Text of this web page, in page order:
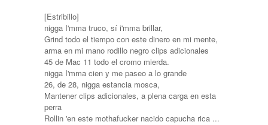
[Estribillo]
nigga I'mma truco, sí i'mma brillar,
Grind todo el tiempo con este dinero en mi mente,
arma en mi mano rodillo negro clips adicionales
45 de Mac 11 todo el cromo mierda.
nigga I'mma cien y me paseo a lo grande
26, de 28, nigga estancia mosca,
Mantener clips adicionales, a plena carga en esta
perra
Rollin 'en este mothafucker nacido capucha rica ...